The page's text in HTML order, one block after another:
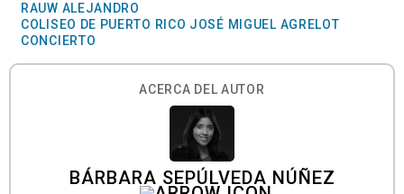
RAUW ALEJANDRO
COLISEO DE PUERTO RICO JOSÉ MIGUEL AGRELOT
CONCIERTO
ACERCA DEL AUTOR
BÁRBARA SEPÚLVEDA NÚÑEZ